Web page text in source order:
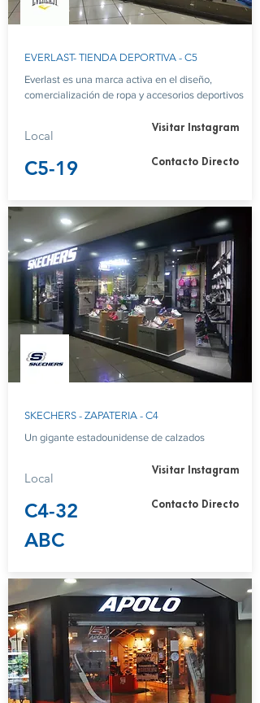
EVERLAST- TIENDA DEPORTIVA - C5
Everlast es una marca activa en el diseño,
comercialización de ropa y accesorios deportivos
Local
C5-19
Visitar Instagram
Contacto Directo
SKECHERS - ZAPATERIA - C4
Un gigante estadounidense de calzados
Local
C4-32
ABC
Visitar Instagram
Contacto Directo